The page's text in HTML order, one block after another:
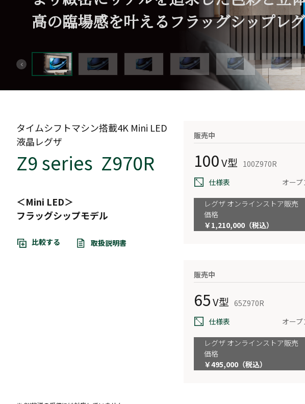
高の臨場感を叶えるフラッグシップレ
タイムシフトマシン搭載4K Mini LED
液晶レグザ
Z9 series Z970R
＜Mini LED＞
フラッグシップモデル
比較する 取扱説明書
販売中
100V型 100Z970R
仕様表
オー
レグザ オンラインストア販売
価格
￥1,210,000（税込）
販売中
65V型 65Z970R
仕様表
オー
レグザ オンラインストア販売
価格
￥495,000（税込）